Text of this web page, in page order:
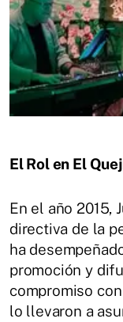
El Rol en El
En el año 2015,
directiva de la
ha
promoción y
compromiso
lo llevaron a